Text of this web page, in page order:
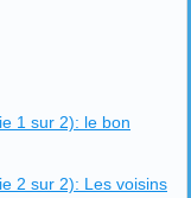
1 sur 2): le bon
2 sur 2): Les voisins